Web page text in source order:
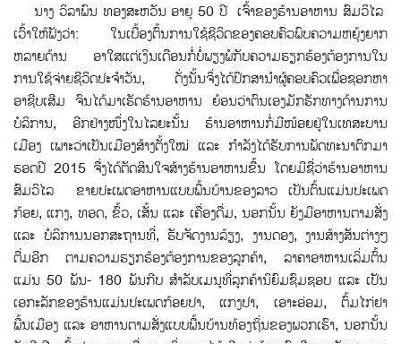
ນາງ ວິລາພົນ ທອງສະຫວັນ ອາຍຸ 50 ປີ ເຈ້ົາຂອງຮ້ານອາຫານ ສົມວິໄລ
ເວົ້າໃຫ້ຟັງວ່າ: ໃນເບື້ອງຕົ້ນການໃຊ້ຊີວິດຂອງຄອບຄົວພົບຄວາມຫຍຸ້ງຍາກ
ຫລາຍດ້ານ ອາໃສແຕ່ເງິນເດືອນກໍ່ບໍ່ພຽງພໍກັບຄວາມຮຽກຮ້ອງຕ້ອງການໃນ
ການໃຊ້ຈ່າຍຊີວິດປະຈຳວັນ, ດັ່ງນັ້ນຈຶ່ງໄດ້ປຶກສານຳຜູ້ຄອບຄົວເພື່ອຊອກຫາ
ອາຊີບເສີມ ຈົນໄດ້ມາເຮັດຮ້ານອາຫານ ຍ້ອນວ່າຕົນເອງມັກຮັກທາງດ້ານການ
ບໍລິການ, ອີກຢ່າງໜຶ່ງໃນໄລຍະນັ້ນ ຮ້ານອາຫານກໍ່ມີໜ້ອຍຢູ່ໃນເທສະບານ
ເມືອງ ເພາະວ່າເປັນເມືອງສ້າງຕັ້ງໃໝ່ ແລະ ກຳລັງໄດ້ຮັບການພັດທະນາຕົກມາ
ຮອດປີ 2015 ຈື່ງໄດ້ຕັດສິນໃຈສ້າງຮ້ານອາຫານຂື້ນ ໂດຍມີຊື່ວ່າຮ້ານອາຫານ
ສົມວິໄລ ຂາຍປະເພດອາຫານແບບພື້ນບ້ານຂອງລາວ ເປັນຕົ້ນແມ່ນປະເພດ
ກ້ອຍ, ແກງ, ທອດ, ຂົ້ວ, ເສັ້ນ ແລະ ເຄື່ອງດື່ມ, ນອກນັ້ນ ຍັງມີອາຫານຕາມສັ່ງ
ແລະ ບໍລິການນອກສະຖານທີ່, ຮັບຈັດງານລ້ຽງ, ງານດອງ, ງານສ້າງສັນຕ່າງໆ
ຕື່ມອີກ ຕາມຄວາມຮຽກຮ້ອງຕ້ອງການຂອງລູກຄ້າ, ລາຄາອາຫານເລິ່ມຕົ້ນ
ແມ່ນ 50 ພັນ- 180 ພັນກີບ ສຳລັບເມນູທີ່ລູກຄ້ານິຍົມຊົມຊອບ ແລະ ເປັນ
ເອກະລັກຂອງຮ້ານແມ່ນປະເພດກ້ອຍປາ, ແກງປາ, ເອາະອ່ອມ, ຕົ້ມໄກ່ຢາ
ພື້ນເມືອງ ແລະ ອາຫານຕາມສັ່ງແບບພື້ນບ້ານທ້ອງຖິ່ນຂອງພວກເຮົາ, ນອກນັ້ນ